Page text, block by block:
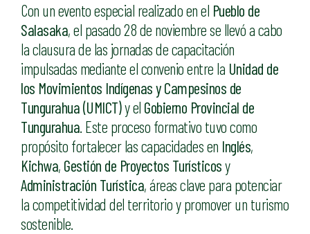
Con un evento especial realizado en el Pueblo de
Salasaka, el pasado 28 de noviembre se llevó a cabo
la clausura de las jornadas de capacitación
impulsadas mediante el convenio entre la Unidad de
los Movimientos Indígenas y Campesinos de
Tungurahua (UMICT)y el Gobierno Provincial de
Tungurahua. Este proceso formativo tuvo como
propósito fortalecer las capacidades en Inglés,
Kichwa, Gestión de Proyectos Turísticosy
Administración Turística, áreas clave para potenciar
la competitividad del territorio y promover un turismo
sostenible.